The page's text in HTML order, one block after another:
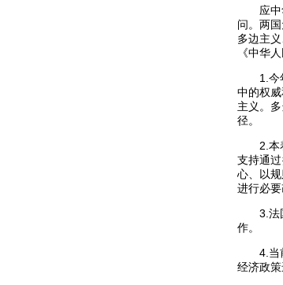
应
问。两
多边主
《中华
1.今
中的权
主义。
径。
2.本
支持通
心、以
进行必
3.法
作。
4.当
经济政